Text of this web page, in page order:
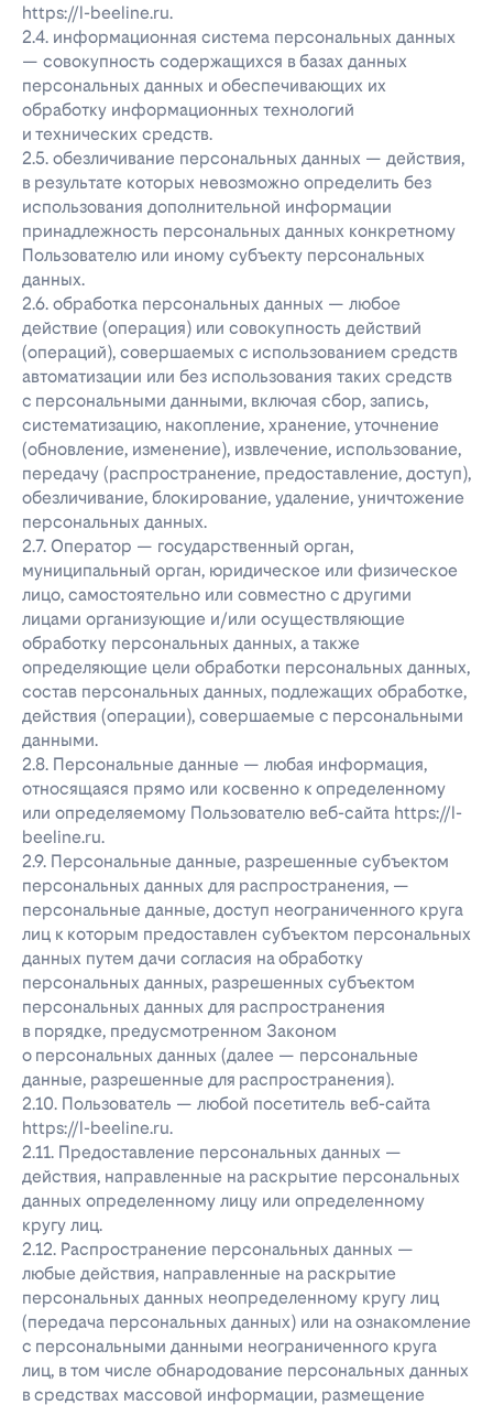
https://l-beeline.ru.
2.4. информационная система персональных данных
— совокупность содержащихся в базах данных
персональных данных и обеспечивающих их
обработку информационных технологий
и технических средств.
2.5. обезличивание персональных данных — действия,
в результате которых невозможно определить без
использования дополнительной информации
принадлежность персональных данных конкретному
Пользователю или иному субъекту персональных
данных.
2.6. обработка персональных данных — любое
действие (операция) или совокупность действий
(операций), совершаемых с использованием средств
автоматизации или без использования таких средств
с персональными данными, включая сбор, запись,
систематизацию, накопление, хранение, уточнение
(обновление, изменение), извлечение, использование,
передачу (распространение, предоставление, доступ),
обезличивание, блокирование, удаление, уничтожение
персональных данных.
2.7. Оператор — государственный орган,
муниципальный орган, юридическое или физическое
лицо, самостоятельно или совместно с другими
лицами организующие и/или осуществляющие
обработку персональных данных, а также
определяющие цели обработки персональных данных,
состав персональных данных, подлежащих обработке,
действия (операции), совершаемые с персональными
данными.
2.8. Персональные данные — любая информация,
относящаяся прямо или косвенно к определенному
или определяемому Пользователю веб-сайта https://l-
beeline.ru.
2.9. Персональные данные, разрешенные субъектом
персональных данных для распространения, —
персональные данные, доступ неограниченного круга
лиц к которым предоставлен субъектом персональных
данных путем дачи согласия на обработку
персональных данных, разрешенных субъектом
персональных данных для распространения
в порядке, предусмотренном Законом
о персональных данных (далее — персональные
данные, разрешенные для распространения).
2.10. Пользователь — любой посетитель веб-сайта
https://l-beeline.ru.
2.11. Предоставление персональных данных —
действия, направленные на раскрытие персональных
данных определенному лицу или определенному
кругу лиц.
2.12. Распространение персональных данных —
любые действия, направленные на раскрытие
персональных данных неопределенному кругу лиц
(передача персональных данных) или на ознакомление
с персональными данными неограниченного круга
лиц, в том числе обнародование персональных данных
в средствах массовой информации, размещение